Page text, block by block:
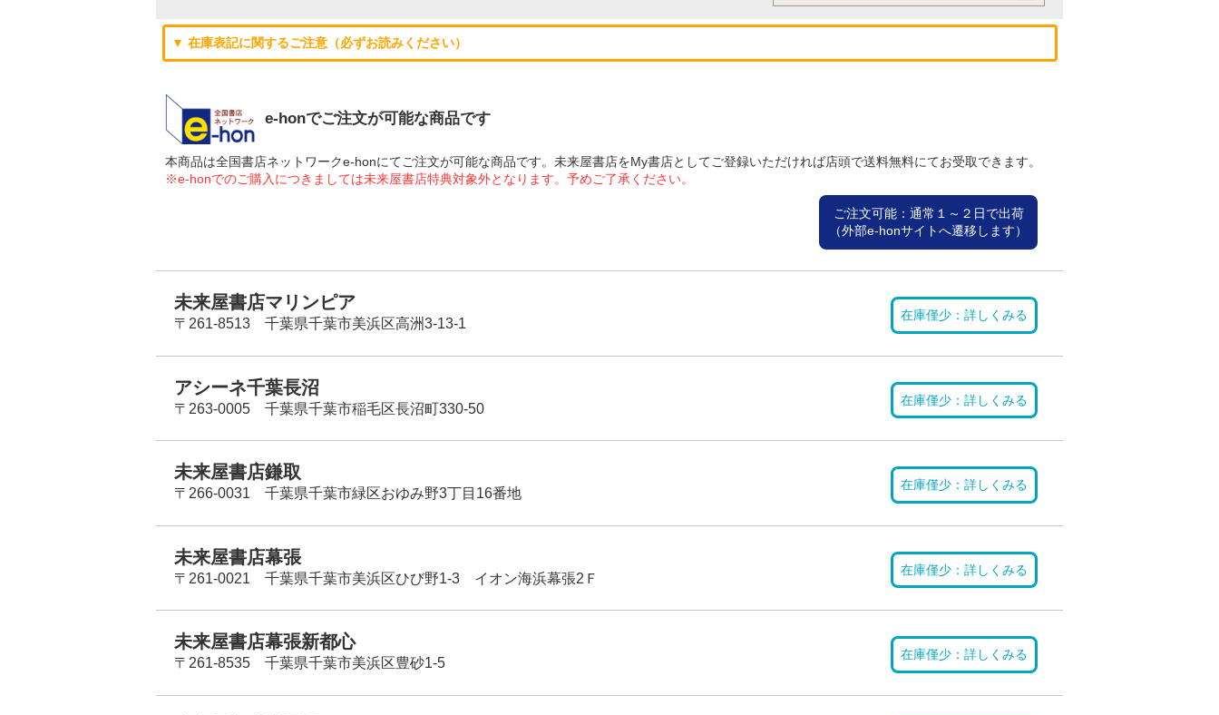
▼ 在庫表記に関するご注意（必ずお読みください）
e-honでご注文が可能な商品です
本商品は全国書店ネットワークe-honにてご注文が可能な商品です。未来屋書店をMy書店としてご登録いただければ店頭で送料無料にてお受取できます。
※e-honでのご購入につきましては未来屋書店特典対象外となります。予めご了承ください。
ご注文可能：通常１～２日で出荷
（外部e-honサイトへ遷移します）
未来屋書店マリンピア
〒261-8513 千葉県千葉市美浜区高洲3-13-1
在庫僅少：詳しくみる
アシーネ千葉長沼
〒263-0005 千葉県千葉市稲毛区長沼町330-50
在庫僅少：詳しくみる
未来屋書店鎌取
〒266-0031 千葉県千葉市緑区おゆみ野3丁目16番地
在庫僅少：詳しくみる
未来屋書店幕張
〒261-0021 千葉県千葉市美浜区ひび野1-3 イオン海浜幕張2Ｆ
在庫僅少：詳しくみる
未来屋書店幕張新都心
〒261-8535 千葉県千葉市美浜区豊砂1-5
在庫僅少：詳しくみる